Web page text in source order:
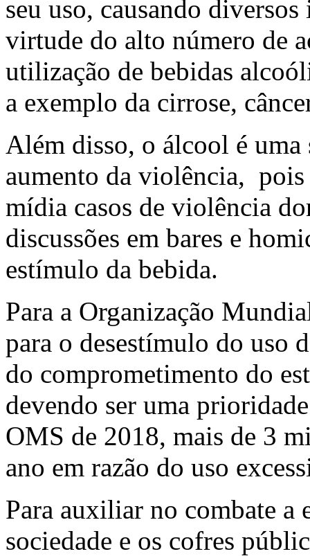
seu uso, causando
virtude do alto número de
utilização de bebidas
a exemplo da cirrose,
Além disso, o álcool é
aumento da violência, pois
mídia casos de violência
discussões em bares e
estímulo da bebida.
Para a Organização
para o desestímulo do uso
do comprometimento do
devendo ser uma
OMS de 2018, mais de 3
ano em razão do uso
Para auxiliar no combate a
sociedade e os cofres